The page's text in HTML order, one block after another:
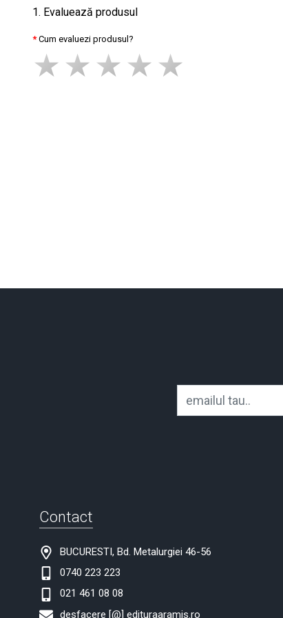
1. Evaluează produsul
Cum evaluezi produsul?
Contact
BUCURESTI, Bd. Metalurgiei 46-56
0740 223 223
021 461 08 08
desfacere [@] edituraaramis.ro